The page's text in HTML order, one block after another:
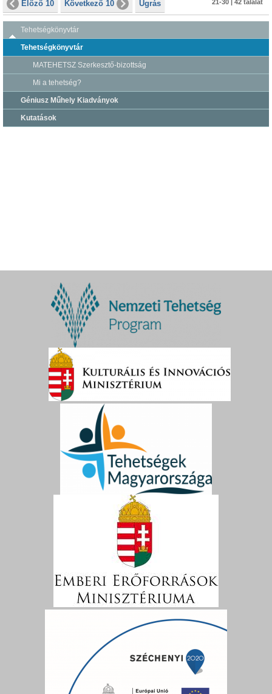
Előző 10 Következő 10 Ugrás 21-30 | 42 találat
Tehetségkönyvtár
Tehetségkönyvtár
MATEHETSZ Szerkesztő-bizottság
Mi a tehetség?
Géniusz Műhely Kiadványok
Kutatások